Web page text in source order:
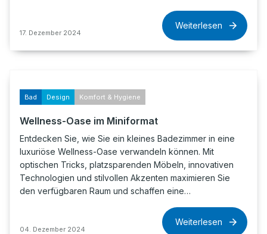
17. Dezember 2024
Weiterlesen
Bad Design Komfort & Hygiene
Wellness-Oase im Miniformat
Entdecken Sie, wie Sie ein kleines Badezimmer in eine
luxuriöse Wellness-Oase verwandeln können. Mit
optischen Tricks, platzsparenden Möbeln, innovativen
Technologien und stilvollen Akzenten maximieren Sie
den verfügbaren Raum und schaffen eine…
04. Dezember 2024
Weiterlesen